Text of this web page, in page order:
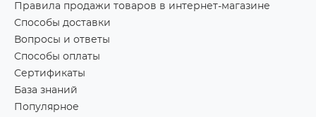
Правила продажи товаров в интернет-магазине
Способы доставки
Вопросы и ответы
Способы оплаты
Сертификаты
База знаний
Популярное